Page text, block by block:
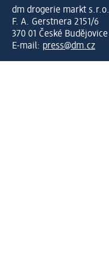
dm drogerie markt s.r.o.
F. A. Gerstnera 2151/6
370 01 České Budějovice
E-mail: press@dm.cz